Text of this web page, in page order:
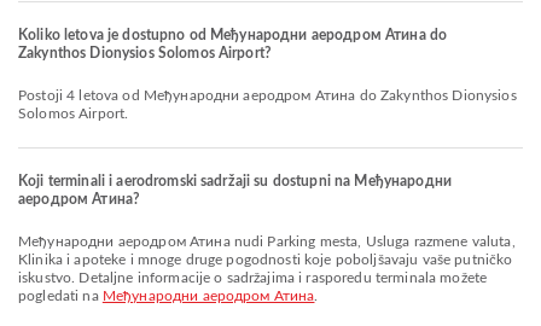
Koliko letova je dostupno od Међународни аеродром Атина do
Zakynthos Dionysios Solomos Airport?
Postoji 4 letova od Међународни аеродром Атина do Zakynthos Dionysios
Solomos Airport.
Koji terminali i aerodromski sadržaji su dostupni na Међународни
аеродром Атина?
Међународни аеродром Атина nudi Parking mesta, Usluga razmene valuta,
Klinika i apoteke i mnoge druge pogodnosti koje poboljšavaju vaše putničko
iskustvo. Detaljne informacije o sadržajima i rasporedu terminala možete
pogledati na Међународни аеродром Атина